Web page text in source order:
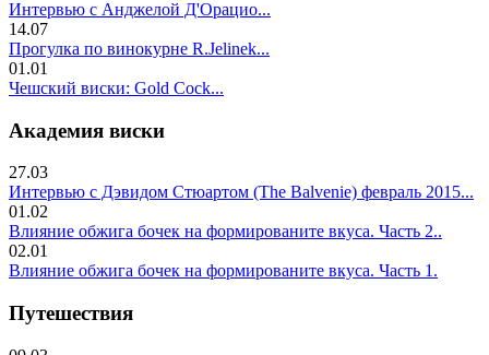
Интервью с Анджелой Д'Орацио...
14.07
Прогулка по винокурне R.Jelinek...
01.01
Чешский виски: Gold Cock...
Академия виски
27.03
Интервью с Дэвидом Стюартом (The Balvenie) февраль 2015...
01.02
Влияние обжига бочек на формированите вкуса. Часть 2..
02.01
Влияние обжига бочек на формированите вкуса. Часть 1.
Путешествия